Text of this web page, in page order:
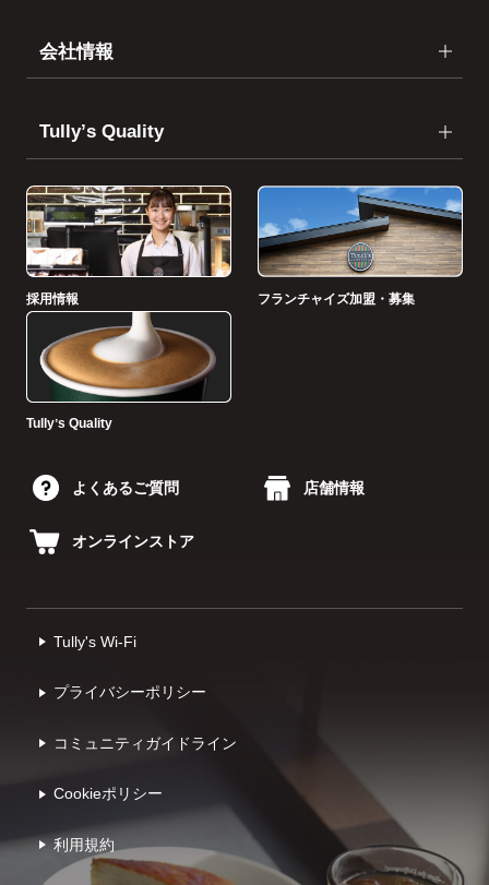
会社情報
Tullyʼs Quality
採用情報 フランチャイズ加盟・募集
Tullyʼs Quality
よくあるご質問 店舗情報
オンラインストア
Tully's Wi-Fi
プライバシーポリシー
コミュニティガイドライン
Cookieポリシー
利⽤規約